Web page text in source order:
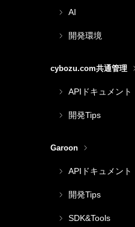
AI
開発環境
cybozu.com共通管理
APIドキュメント
開発Tips
Garoon
APIドキュメント
開発Tips
SDK&Tools